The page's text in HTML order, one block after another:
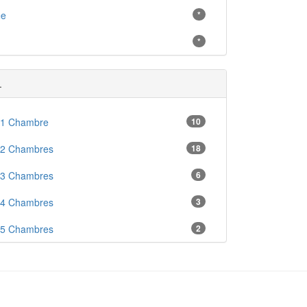
*
*
Chambre 10
Chambres 18
Chambres 6
Chambres 3
Chambres 2